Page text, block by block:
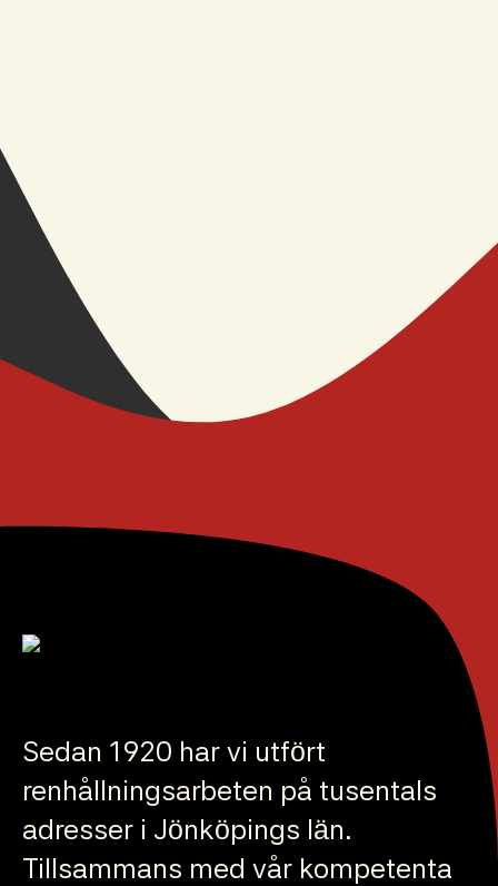
Sedan 1920 har vi utfört
renhållningsarbeten på tusentals
adresser i Jönköpings län.
Tillsammans med vår kompetenta